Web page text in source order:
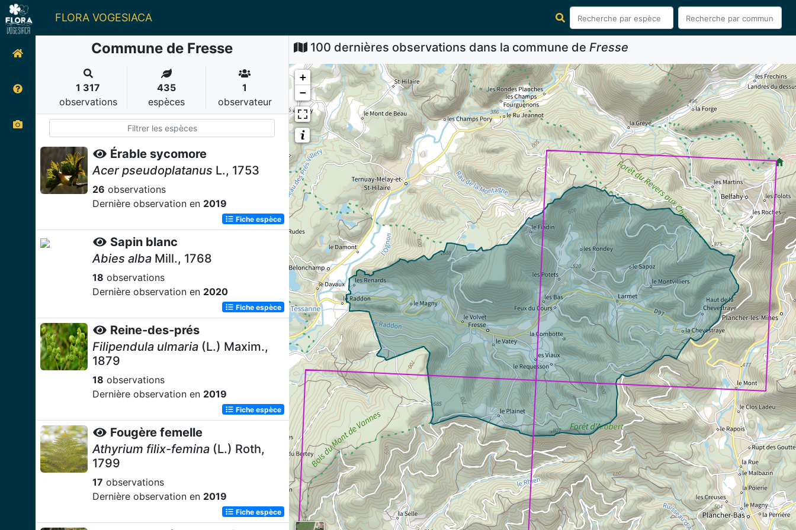
FLORA VOGESIACA
Commune de Fresse
1 317
observations
435
espèces
1
observateur
Érable sycomore
Acer pseudoplatanus L., 1753
26 observations
Dernière observation en 2019
Fiche espèce
Sapin blanc
Abies alba Mill., 1768
18 observations
Dernière observation en 2020
Fiche espèce
Reine-des-prés
Filipendula ulmaria (L.) Maxim.,
1879
18 observations
Dernière observation en 2019
Fiche espèce
Fougère femelle
Athyrium filix-femina (L.) Roth,
1799
17 observations
Dernière observation en 2019
Fiche espèce
100 dernières observations dans la commune de Fresse
+
−